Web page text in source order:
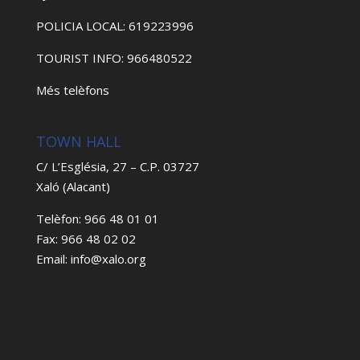
POLICIA LOCAL: 619223996
TOURIST INFO: 966480522
Més telèfons
TOWN HALL
C/ L’Església, 27 – C.P. 03727
Xaló (Alacant)
Telèfon: 966 48 01 01
Fax: 966 48 02 02
Email: info@xalo.org